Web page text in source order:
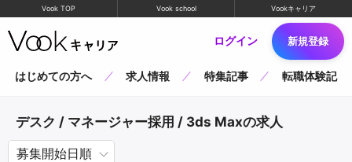
Vook TOP Vook school Vookキャリア
ログイン 新規登録
はじめての方へ 求人情報 特集記事 転職体験記
デスク / マネージャー採用 / 3ds Maxの求人